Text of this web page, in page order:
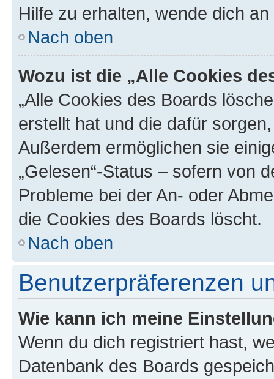
Hilfe zu erhalten, wende dich
Nach oben
Wozu ist die „Alle Cookies
„Alle Cookies des Boards
erstellt hat und die dafür
Außerdem ermöglichen sie
„Gelesen“-Status – sofern von
Probleme bei der An- oder
die Cookies des Boards löscht.
Nach oben
Benutzerpräferenzen
Wie kann ich meine
Wenn du dich registriert hast,
Datenbank des Boards